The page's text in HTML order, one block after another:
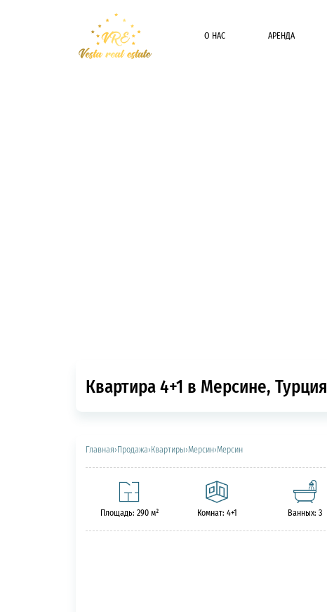
О НАС АРЕНДА
Квартира 4+1 в Мерсине, Турция
Главная›Продажа›Квартиры›Мерсин›Мерсин
Площадь: 290 м² Комнат: 4+1 Ванных: 3